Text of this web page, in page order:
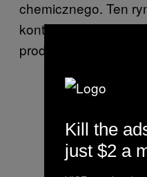
chemicznego. Ten
kontrolowany przez
produkcji, a to bardzo
Kill the
just $2 a